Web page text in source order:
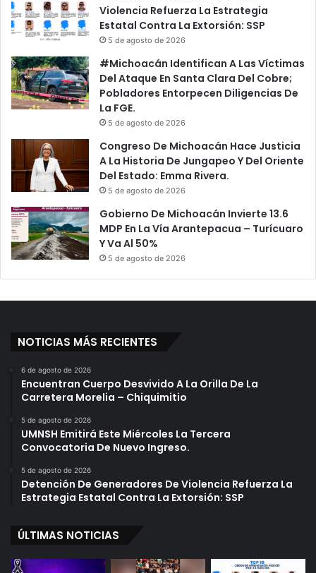
Violencia Refuerza La Estrategia
Estatal Contra La Extorsión: SSP
5 de agosto de 2026
#Michoacán Identifican A Las Víctimas
Del Ataque En Santa Clara Del Cobre;
Pobladores Entorpecen Diligencias De
La FGE.
5 de agosto de 2026
Congreso De Michoacán Hace Justicia
A La Historia De Jungapeo Y Del Oriente
Del Estado: Emma Rivera.
5 de agosto de 2026
Gobierno De Michoacán Invierte 13.6
MDP En La Vía Arantepacua – Turícuaro
Y Va Al 50%
5 de agosto de 2026
NOTICIAS MÁS RECIENTES
6 de agosto de 2026
Encuentran Cuerpo Desvivido A La Orilla De La
Carretera Morelia – Chiquimitio
5 de agosto de 2026
UMNSH Emitirá Este Miércoles La Tercera
Convocatoria De Nuevo Ingreso.
5 de agosto de 2026
Detención De Generadores De Violencia Refuerza La
Estrategia Estatal Contra La Extorsión: SSP
ÚLTIMAS NOTICIAS